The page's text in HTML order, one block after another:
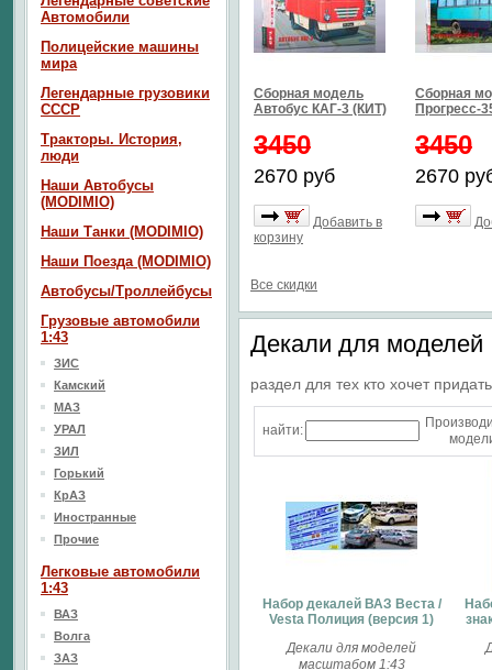
Сборная модель
Автобус КАГ-3 (КИТ)
3450
2670 руб
Добавить в
корзину
Сборная
Прогресс-
3450
2670
Все скидки
Декали для моделей
раздел для тех кто хочет
найти:
Набор декалей ВАЗ Веста /
Vesta Полиция (версия 1)
Декали для моделей
масштабом 1:43
Автомобили
Полицейские машины
мира
Легендарные грузовики
СССР
Тракторы. История,
люди
Наши Автобусы
(MODIMIO)
Наши Танки (MODIMIO)
Наши Поезда (MODIMIO)
Автобусы/Троллейбусы
Грузовые автомобили
1:43
ЗИС
Камский
МАЗ
УРАЛ
ЗИЛ
Горький
КрАЗ
Иностранные
Прочие
Легковые автомобили
1:43
ВАЗ
Волга
ЗАЗ